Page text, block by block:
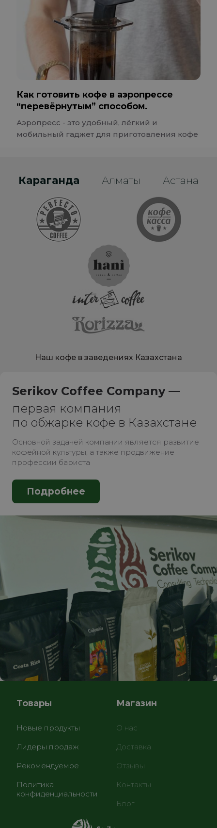
Как готовить кофе в аэропрессе
“перевёрнутым” способом.
Аэропресс - это удобный, лёгкий и
мобильный гаджет для приготовления кофе
Караганда Алматы Астана
Наш кофе в заведениях Казахстана
Serikov Coffee Company —
первая компания
по обжарке кофе в Казахстане
Основной задачей компании является развитие
кофейной культуры, а также продвижение
профессии бариста
Подробнее
Товары
Новые продукты
Лидеры продаж
Рекомендуемое
Политика
конфиденциальности
Магазин
О нас
Доставка
Отзывы
Контакты
Блог